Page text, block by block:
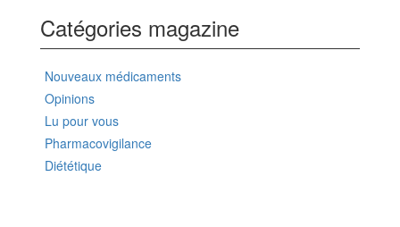
Catégories magazine
Nouveaux médicaments
Opinions
Lu pour vous
Pharmacovigilance
Diététique